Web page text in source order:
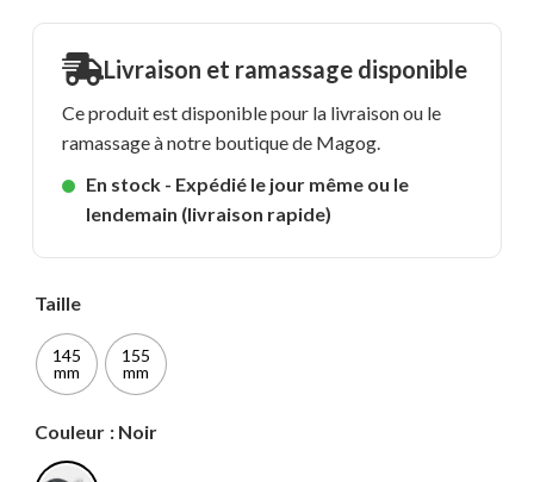
Livraison et ramassage disponible
Ce produit est disponible pour la livraison ou le
ramassage à notre boutique de Magog.
En stock - Expédié le jour même ou le
lendemain (livraison rapide)
Taille
145
mm
155
mm
Couleur : Noir